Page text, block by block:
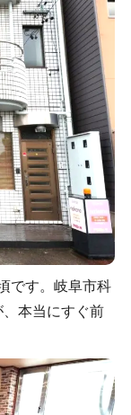
です。岐阜市科
本当にすぐ前